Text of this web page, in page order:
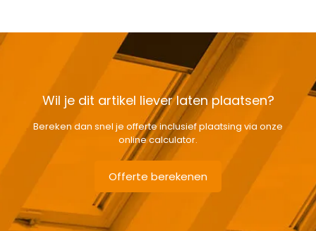
Wil je dit artikel liever laten plaatsen?
Bereken dan snel je offerte inclusief plaatsing via onze
online calculator.
Offerte berekenen